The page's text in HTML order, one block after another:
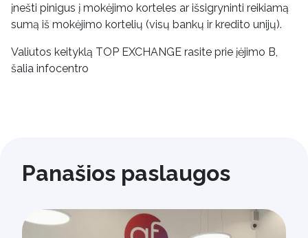
įnešti pinigus į mokėjimo korteles ar išsigryninti reikiamą
sumą iš mokėjimo kortelių (visų bankų ir kredito unijų).
Valiutos keityklą TOP EXCHANGE rasite prie įėjimo B,
šalia infocentro
Panašios paslaugos